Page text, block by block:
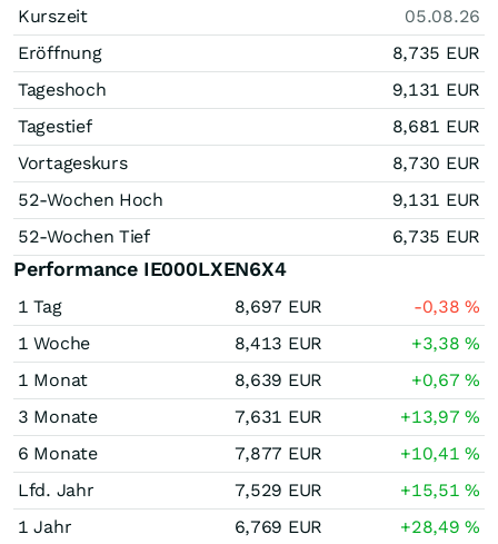
Kurszeit
05.08.26
Eröffnung
8,735 EUR
Tageshoch
9,131 EUR
Tagestief
8,681 EUR
Vortageskurs
8,730 EUR
52-Wochen Hoch
9,131 EUR
52-Wochen Tief
6,735 EUR
Performance IE000LXEN6X4
1 Tag 8,697 EUR -0,38%
1 Woche
8,413 EUR +3,38%
1 Monat
8,639 EUR +0,67%
3 Monate
7,631 EUR +13,97%
6 Monate
7,877 EUR +10,41%
Lfd. Jahr
7,529 EUR +15,51%
1 Jahr
6,769 EUR +28,49%